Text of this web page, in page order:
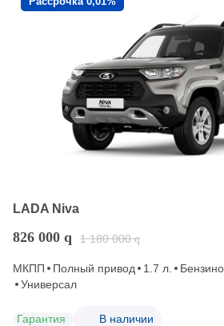
LADA Niva
826 000 q 1 180 000 q
МКПП Полный привод 1.7 л.
Универсал
Гарантия В наличии